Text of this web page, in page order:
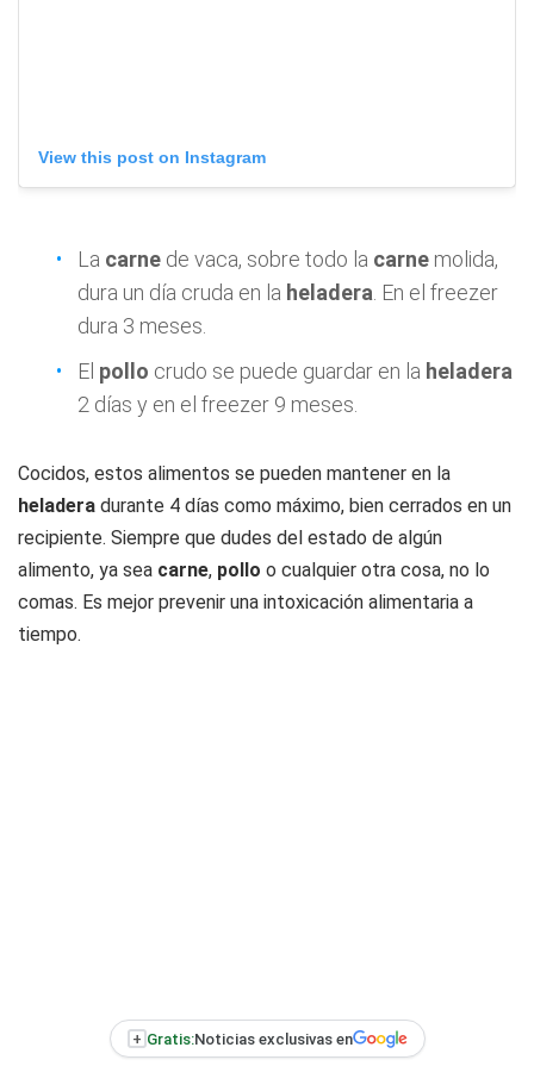
View this post on Instagram
La carne de vaca, sobre todo la carne molida,
dura un día cruda en la heladera. En el freezer
dura 3 meses.
El pollo crudo se puede guardar en la heladera
2 días y en el freezer 9 meses.
Cocidos, estos alimentos se pueden mantener en la
heladera durante 4 días como máximo, bien cerrados en un
recipiente. Siempre que dudes del estado de algún
alimento, ya sea carne, pollo o cualquier otra cosa, no lo
comas. Es mejor prevenir una intoxicación alimentaria a
tiempo.
+ Gratis:Noticias exclusivas en